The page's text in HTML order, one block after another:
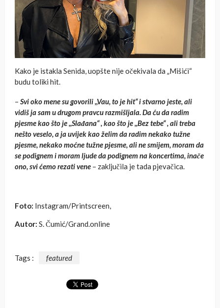
Kako je istakla Senida, uopšte nije očekivala da „Mišići“
budu toliki hit.
– Svi oko mene su govorili ,,Vau, to je hit“ i stvarno jeste, ali
vidiš ja sam u drugom pravcu razmišljala. Da ću da radim
pjesme kao što je ,,Slađana“ , kao što je ,,Bez tebe“ , ali treba
nešto veselo, a ja uvijek kao želim da radim nekako tužne
pjesme, nekako moćne tužne pjesme, ali ne smijem, moram da
se podignem i moram ljude da podignem na koncertima, inače
ono, svi ćemo rezati vene – zaključila je tada pjevačica.
Foto: Instagram/Printscreen,
Autor: S. Čumić/Grand.online
Tags : featured